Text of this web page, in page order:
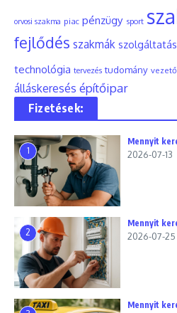
orvosi szakma piac pénzügy sport
fejlődés szakmák szolgáltatás
technológia tervezés tudomány
álláskeresés építőipar
Fizetések:
1
Mennyit
2026-07-13
2
Mennyit
2026-07-25
Mennyit